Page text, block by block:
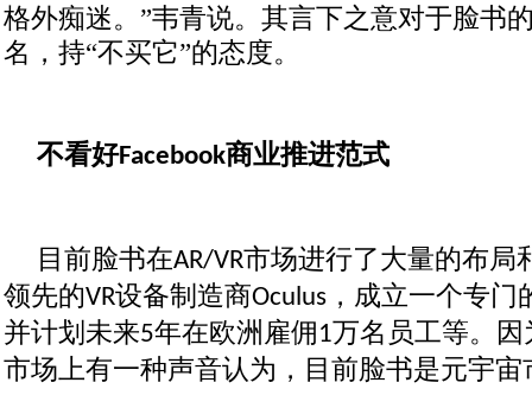
格外痴迷。”韦青说。其言下之意对于脸书
名，持“不买它”的态度。
不看好Facebook商业推进范式
目前脸书在AR/VR市场进行了大量的布局
领先的VR设备制造商Oculus ，成立一个专
并计划未来5年在欧洲雇佣1万名员工等。
市场上有一种声音认为，目前脸书是元宇宙